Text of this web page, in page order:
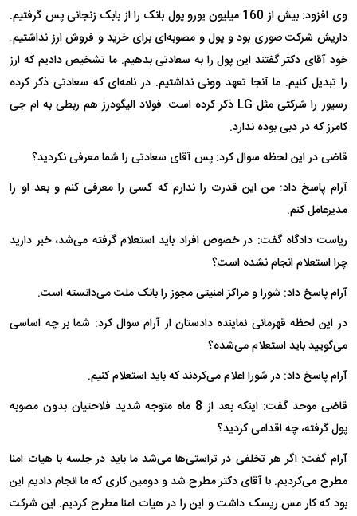
وی افزود: بیش از 160 میلیون یورو پول بانک را از بابک زنجانی پس گرفتیم.
داریش شرکت صوری بود و پول و مصوبه‌ای برای خرید و فروش ارز نداشتیم.
خود آقای دکتر گفتند این پول را به سعادتی بدهیم. ما تشخیص دادیم که ارز
را تبدیل کنیم. ما آنجا تعهد وونی نداشتیم. در نامه‌ای که سعادتی ذکر کرده
رسیور را شرکتی مثل LG ذکر کرده است. فولاد الیگودرز هم ربطی به ام جی
کامرز که در دبی بوده ندارد.
قاضی در این لحظه سوال کرد: پس آقای سعادتی را شما معرفی نکردید؟
آرام پاسخ داد: من این قدرت را ندارم که کسی را معرفی کنم و بعد او را
مدیرعامل کنم.
ریاست دادگاه گفت: در خصوص افراد باید استعلام گرفته می‌شد، خبر دارید
چرا استعلام انجام نشده است؟
آرام پاسخ داد: شورا و مراکز امنیتی مجوز را بانک ملت می‌دانسته است.
در این لحظه قهرمانی نماینده دادستان از آرام سوال کرد: شما بر چه اساسی
می‌گویید باید استعلام می‌شده؟
آرام پاسخ داد: در شورا اعلام می‌کردند که باید استعلام کنیم.
قاضی موحد گفت: اینکه بعد از 8 ماه متوجه شدید فلاحتیان بدون مصوبه
پول گرفته، چه اقدامی کردید؟
آرام گفت: اگر هر تخلفی در تراستی‌ها می‌شد ما باید در جلسه با هیات امنا
مطرح می‌کردیم. با آقای دکتر مطرح شد و دومین کاری که ما انجام دادیم این
بود که کار مس ریسک داشت و این را در هیات امنا مطرح کردیم. این شرکت